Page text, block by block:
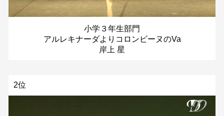
小学３年生部門
アルレキナーダよりコロンビーヌのVa
岸上 星
2位